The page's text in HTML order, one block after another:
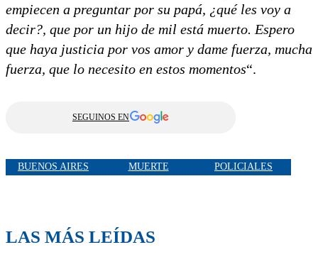
empiecen a preguntar por su papá, ¿qué les voy a
decir?, que por un hijo de mil está muerto. Espero
que haya justicia por vos amor y dame fuerza, mucha
fuerza, que lo necesito en estos momentos“.
SEGUINOS EN
BUENOS AIRES MUERTE POLICIALES
LAS MÁS LEÍDAS